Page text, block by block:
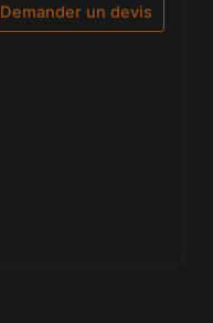
Demander un devis